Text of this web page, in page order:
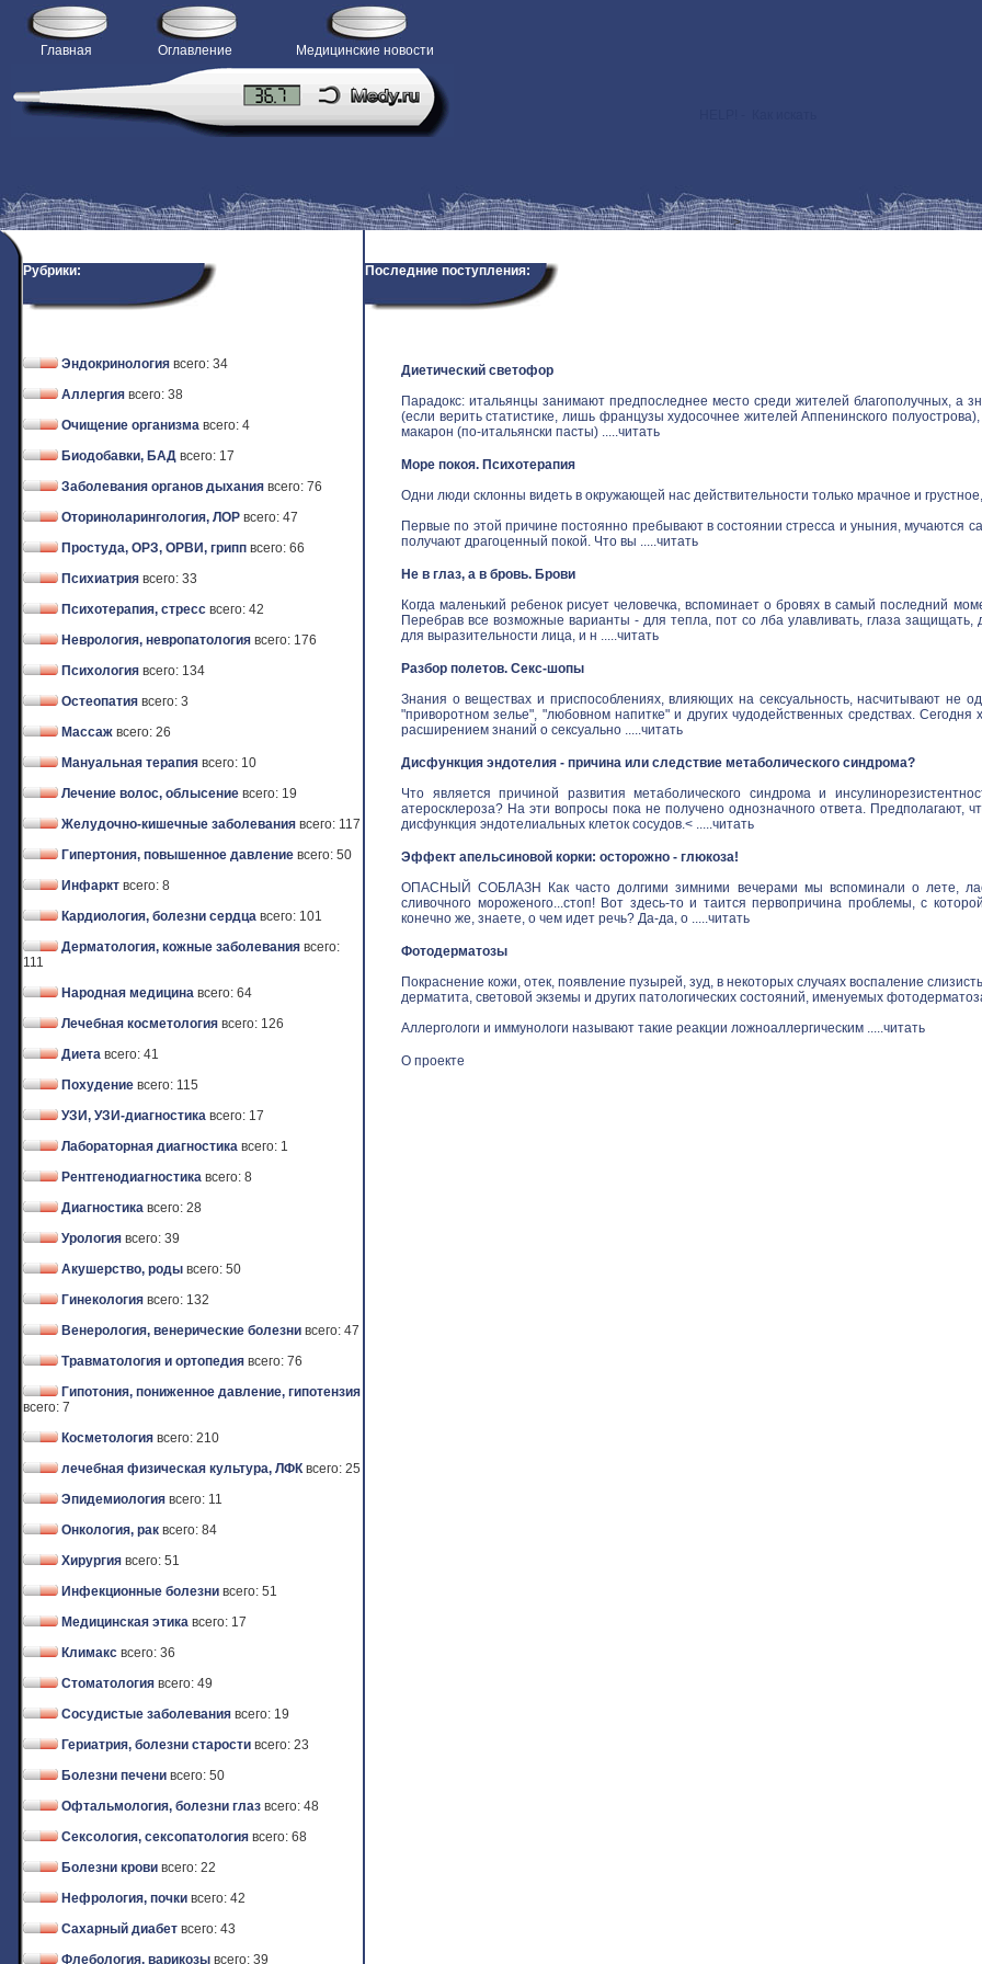
Главная Оглавление Медицинские новости
>
Рубрики:
Эндокринология всего: 34
Аллергия всего: 38
Очищение организма всего: 4
Биодобавки, БАД всего: 17
Заболевания органов дыхания всего: 76
Оториноларингология, ЛОР всего: 47
Простуда, ОРЗ, ОРВИ, грипп всего: 66
Психиатрия всего: 33
Психотерапия, стресс всего: 42
Неврология, невропатология всего: 176
Психология всего: 134
Остеопатия всего: 3
Массаж всего: 26
Мануальная терапия всего: 10
Лечение волос, облысение всего: 19
Желудочно-кишечные заболевания всего: 117
Гипертония, повышенное давление всего: 50
Инфаркт всего: 8
Кардиология, болезни сердца всего: 101
Дерматология, кожные заболевания всего:
111
Народная медицина всего: 64
Лечебная косметология всего: 126
Диета всего: 41
Похудение всего: 115
УЗИ, УЗИ-диагностика всего: 17
Лабораторная диагностика всего: 1
Рентгенодиагностика всего: 8
Диагностика всего: 28
Урология всего: 39
Акушерство, роды всего: 50
Гинекология всего: 132
Венерология, венерические болезни всего: 47
Травматология и ортопедия всего: 76
Гипотония, пониженное давление, гипотензия
всего: 7
Косметология всего: 210
лечебная физическая культура, ЛФК всего: 25
Эпидемиология всего: 11
Онкология, рак всего: 84
Хирургия всего: 51
Инфекционные болезни всего: 51
Медицинская этика всего: 17
Климакс всего: 36
Стоматология всего: 49
Сосудистые заболевания всего: 19
Гериатрия, болезни старости всего: 23
Болезни печени всего: 50
Офтальмология, болезни глаз всего: 48
Сексология, сексопатология всего: 68
Болезни крови всего: 22
Нефрология, почки всего: 42
Сахарный диабет всего: 43
Флебология, варикозы всего: 39
Последние поступления:
Диетический светофор
Парадокс: итальянцы занимают предпоследнее место среди жителей благополучных, а
(если верить статистике, лишь французы худосочнее жителей Аппенинского
макарон (по-итальянски пасты) .....читать
Море покоя. Психотерапия
Одни люди склонны видеть в окружающей нас действительности только мрачное и
Первые по этой причине постоянно пребывают в состоянии стресса и уныния, мучаются
получают драгоценный покой. Что вы .....читать
Не в глаз, а в бровь. Брови
Когда маленький ребенок рисует человечка, вспоминает о бровях в самый последний
Перебрав все возможные варианты - для тепла, пот со лба улавливать, глаза
для выразительности лица, и н .....читать
Разбор полетов. Секс-шопы
Знания о веществах и приспособлениях, влияющих на сексуальность, насчитывают не
"приворотном зелье", "любовном напитке" и других чудодейственных средствах.
расширением знаний о сексуально .....читать
Дисфункция эндотелия - причина или следствие метаболического синдрома?
Что является причиной развития метаболического синдрома и
атеросклероза? На эти вопросы пока не получено однозначного ответа.
дисфункция эндотелиальных клеток сосудов.< .....читать
Эффект апельсиновой корки: осторожно - глюкоза!
ОПАСНЫЙ СОБЛАЗН Как часто долгими зимними вечерами мы вспоминали о лете,
сливочного мороженого...стоп! Вот здесь-то и таится первопричина проблемы, с
конечно же, знаете, о чем идет речь? Да-да, о .....читать
Фотодерматозы
Покраснение кожи, отек, появление пузырей, зуд, в некоторых случаях воспаление
дерматита, световой экземы и других патологических состояний, именуемых
Аллергологи и иммунологи называют такие реакции ложноаллергическим .....читать
О проекте